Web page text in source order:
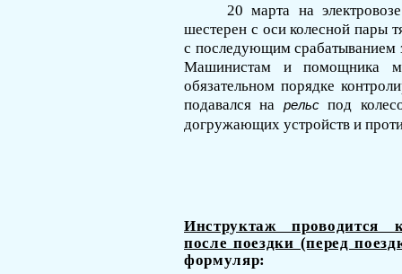
20 марта на
шесте­рен с оси колесной пары
с по­следующим срабатыванием
Ма­шинистам и помощника
обязатель­ном порядке
подавался на
рельспод
догружающих уст­ройств и
Инструктаж проводится
после поездки (перед
формуляр: